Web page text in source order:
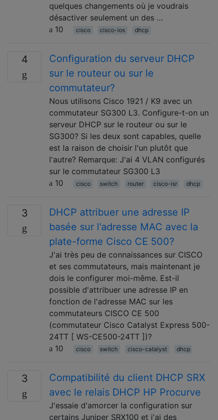
quelques changements où je voudrais
désactiver seulement un des …
10
cisco cisco-ios dhcp
4
Configuration du serveur DHCP
sur le routeur ou sur le
commutateur?
Nous utilisons Cisco 1921 / K9 avec un
commutateur SG300 L3. Configure-t-on un
serveur DHCP sur le routeur ou sur le
SG300? Si les deux sont capables, quelle
est la raison de choisir l'un plutôt que
l'autre? Remarque: J'ai 4 VLAN configurés
sur le commutateur SG300 L3
10
cisco switch router cisco-isr dhcp
3
DHCP attribuer une adresse IP
basée sur l'adresse MAC avec la
plate-forme Cisco CE 500?
J'ai très peu de connaissances sur CISCO
et ses commutateurs, mais maintenant je
dois le configurer moi-même. Est-il
possible d'attribuer une adresse IP en
fonction de l'adresse MAC sur les
commutateurs CISCO CE 500
(commutateur Cisco Catalyst Express 500-
24TT [ WS-CE500-24TT ])?
10
cisco switch cisco-catalyst dhcp
3
Compatibilité du client DHCP SRX
avec le relais DHCP HP Procurve
J'essaie d'amorcer la configuration sur
certains Juniper SRX100 et j'ai des